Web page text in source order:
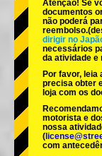
Okinawa
Atenção! Se
documentos
não poderá
reembolso.
dirigir no
necessários
da atividade e
Por favor,
precisa obter
loja com os
motorista e
nossa
(
com